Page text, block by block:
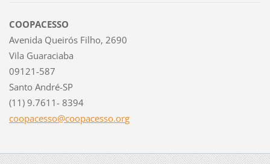
COOPACESSO
Avenida Queirós Filho, 2690
Vila Guaraciaba
09121-587
Santo André-SP
(11) 9.7611- 8394
coopacesso@coopacesso.org